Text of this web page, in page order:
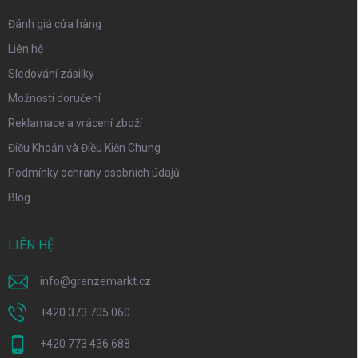
Đánh giá cửa hàng
Liên hệ
Sledování zásilky
Možnosti doručení
Reklamace a vrácení zboží
Điều Khoản và Điều Kiện Chung
Podmínky ochrany osobních údajů
Blog
LIÊN HỆ
info@grenzemarkt.cz
+420 373 705 060
+420 773 436 688